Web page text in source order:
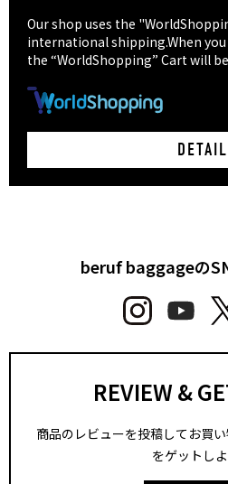
Our shop uses the
international shipping.When
the “WorldShopping” Cart will
DETAIL
beruf baggageの
REVIEW &
商品のレビューを投稿してお買
をゲットしよ